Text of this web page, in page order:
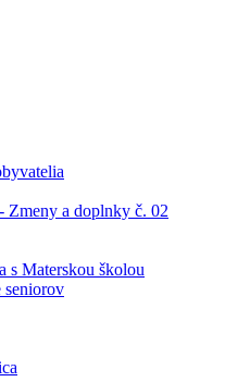
Zmeny a doplnky č. 02
s Materskou školou
seniorov